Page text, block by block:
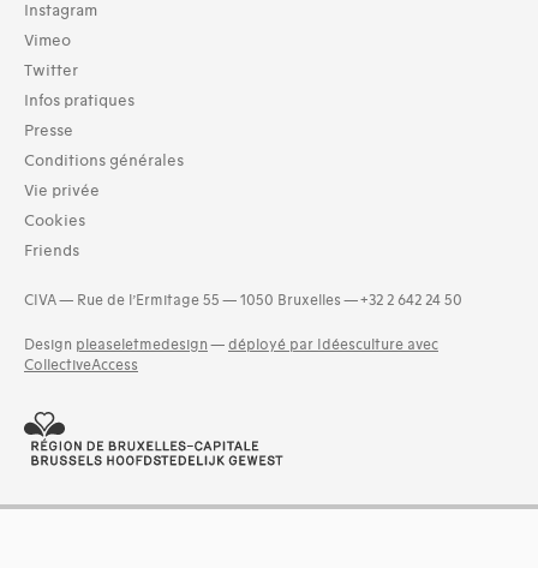
Instagram
Vimeo
Twitter
Infos pratiques
Presse
Conditions générales
Vie privée
Cookies
Friends
CIVA — Rue de l’Ermitage 55 — 1050 Bruxelles — +32 2 642 24 50
Design pleaseletmedesign — déployé par Idéesculture avec
CollectiveAccess